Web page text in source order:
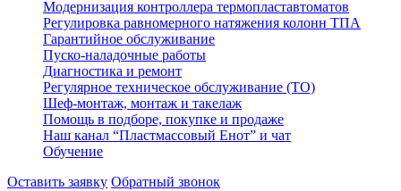
Модернизация контроллера термопластавтоматов
Регулировка равномерного натяжения колонн ТПА
Гарантийное обслуживание
Пуско-наладочные работы
Диагностика и ремонт
Регулярное техническое обслуживание (ТО)
Шеф-монтаж, монтаж и такелаж
Помощь в подборе, покупке и продаже
Наш канал “Пластмассовый Енот” и чат
Обучение
Оставить заявку Обратный звонок